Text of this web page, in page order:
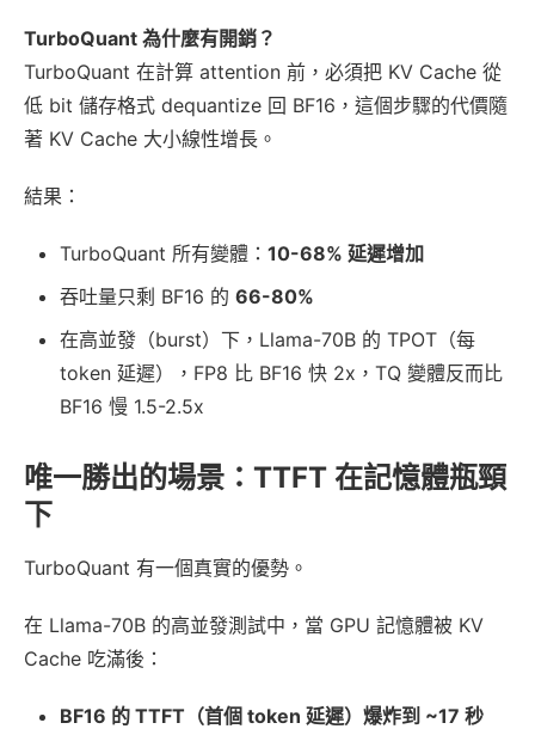
TurboQuant 為什麼有開銷？
TurboQuant 在計算 attention 前，必須把 KV Cache 從
低 bit 儲存格式 dequantize 回 BF16，這個步驟的代價隨
著 KV Cache 大小線性增長。
結果：
TurboQuant 所有變體： 10-68% 延遲增加
吞吐量只剩 BF16 的 66-80%
在高並發（burst）下，Llama-70B 的 TPOT（每
token 延遲），FP8 比 BF16 快 2x，TQ 變體反而比
BF16 慢 1.5-2.5x
唯一勝出的場景：TTFT 在記憶體瓶頸
下
TurboQuant 有一個真實的優勢。
在 Llama-70B 的高並發測試中，當 GPU 記憶體被 KV
Cache 吃滿後：
BF16 的 TTFT（首個 token 延遲）爆炸到 ~17 秒